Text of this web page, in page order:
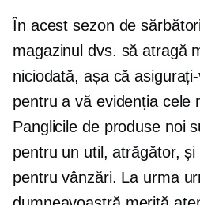
În acest sezon de
magazinul dvs. să atragă
niciodată, așa că
pentru a vă evidenția cele
Panglicile de produse noi
pentru un util,atrăgător, și
pentru vânzări. La urma